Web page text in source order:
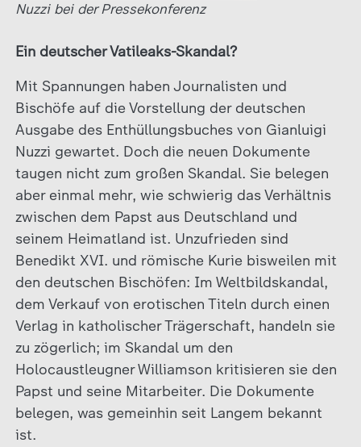
Nuzzi bei der Pressekonferenz
Ein deutscher Vatileaks-Skandal?
Mit Spannungen haben Journalisten und
Bischöfe auf die Vorstellung der deutschen
Ausgabe des Enthüllungsbuches von Gianluigi
Nuzzi gewartet. Doch die neuen Dokumente
taugen nicht zum großen Skandal. Sie belegen
aber einmal mehr, wie schwierig das Verhältnis
zwischen dem Papst aus Deutschland und
seinem Heimatland ist. Unzufrieden sind
Benedikt XVI. und römische Kurie bisweilen mit
den deutschen Bischöfen: Im Weltbildskandal,
dem Verkauf von erotischen Titeln durch einen
Verlag in katholischer Trägerschaft, handeln sie
zu zögerlich; im Skandal um den
Holocaustleugner Williamson kritisieren sie den
Papst und seine Mitarbeiter. Die Dokumente
belegen, was gemeinhin seit Langem bekannt
ist.